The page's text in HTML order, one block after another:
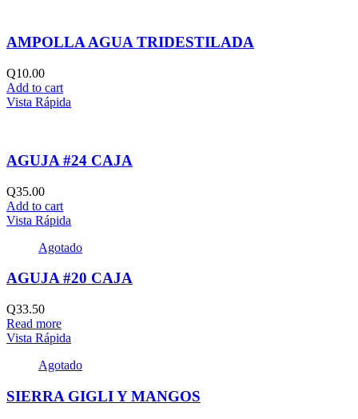
AMPOLLA AGUA TRIDESTILADA
Q10.00
Add to cart
Vista Rápida
AGUJA #24 CAJA
Q35.00
Add to cart
Vista Rápida
Agotado
AGUJA #20 CAJA
Q33.50
Read more
Vista Rápida
Agotado
SIERRA GIGLI Y MANGOS